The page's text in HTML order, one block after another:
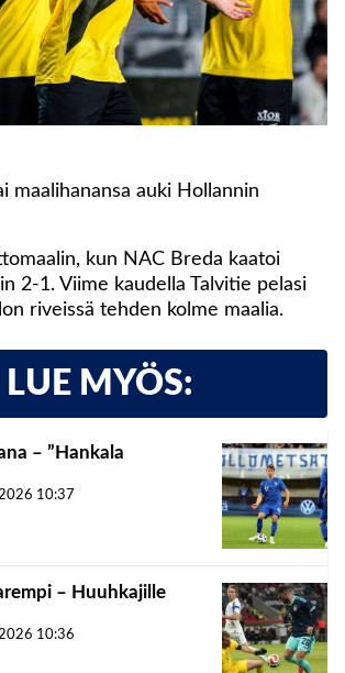
maalihanansa auki Hollannin
kun NAC Breda kaatoi
2-1. Viime kaudella Talvitie pelasi
riveissä tehden kolme maalia.
LUE MYÖS:
– ”Hankala
10:37
– Huuhkajille
10:36